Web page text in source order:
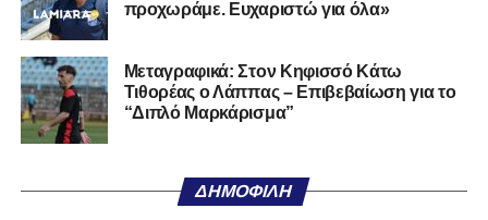
του καναλιού Hellenic Football Family της ΕΠΟ στο
YouTube, με καλεσμένο τον προπονητή του Α.Ο.
Τρικάλων,Νίκο Μπαδήμα
Ερασιτεχνών.
Ακολουθήστε το
υπόλοιπο κόσμο. Ακολουθήστε το lamiara.gr στο
Twitterκαι στοInstagram
προχωράμε. Ευχαριστώ για όλα»
Μεταγραφικά: Στον Κηφισσό Κάτω
Τιθορέας ο Λάππας – Επιβεβαίωση για το
“Διπλό Μαρκάρισμα”
ΔΗΜΟΦΙΛΉ